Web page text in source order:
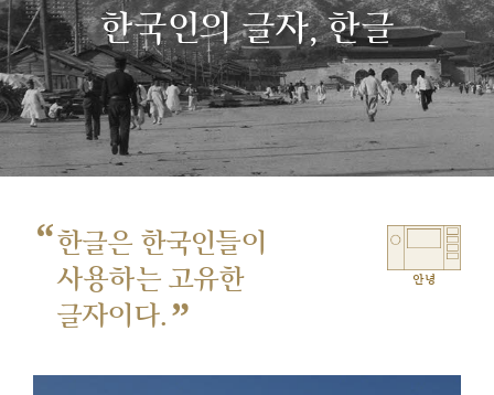
한국인의 글자, 한글
“한글은 한국인들이
사용하는 고유한
글자이다. ”
안녕